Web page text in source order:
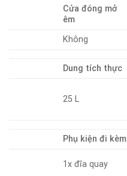
Cửa đóng mở
êm
Không
Dung tích thực
25 L
Phụ kiện đi kèm
1x đĩa quay